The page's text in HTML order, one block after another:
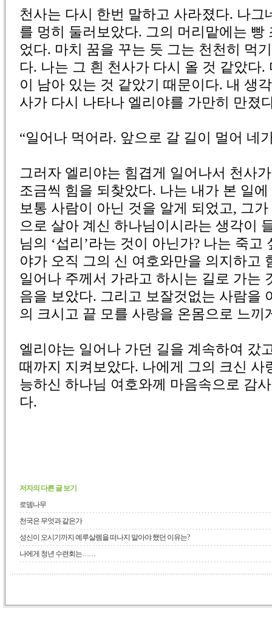
천사는 다시 한번 말하고 사라졌다. 나그
를 멍히 둘러보았다. 그의 머리맡에는 빵
었다. 마치 꿈을 꾸는 듯 그는 천천히 먹
다. 나는 그 흰 천사가 다시 올 것 같았다
이 남아 있는 것 같았기 때문이다. 내 생
사가 다시 나타나 엘리야를 가만히 만졌
“일어나 먹어라. 앞으로 갈 길이 멀어 네
그러자 엘리야는 힘겹게 일어나서 천사
조금씩 힘을 되찾았다. 나는 내가 본 일
보통 사람이 아닌 것을 알게 되었고, 그
으로 살아 계신 하나님이시라는 생각이
님의 ‘섭리’라는 것이 아닌가? 나는 죽
야가 오직 그의 신 여호와만을 의지하고
일어나 주께서 가라고 하시는 길로 가는
음을 보았다. 그리고 보잘것없는 사람을
의 크시고 끝 모를 사랑을 온몸으로 느끼
엘리야는 일어나 가던 길을 계속하여 갔
때까지 지켜보았다. 나에게 그의 크신 사
능하신 하나님 여호와께 마음속으로 감
다.
저자의 다른 글 보기
로뎀나무
천국은 무엇과 같은가
성신이 오시기까지 예루살렘을 떠나지 말아야 했던 이유는?
나에게 청년 수련회는……